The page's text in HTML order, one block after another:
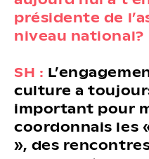
présidente de
niveau national?
SH :
culture a
important pour
coordonnais les
», des